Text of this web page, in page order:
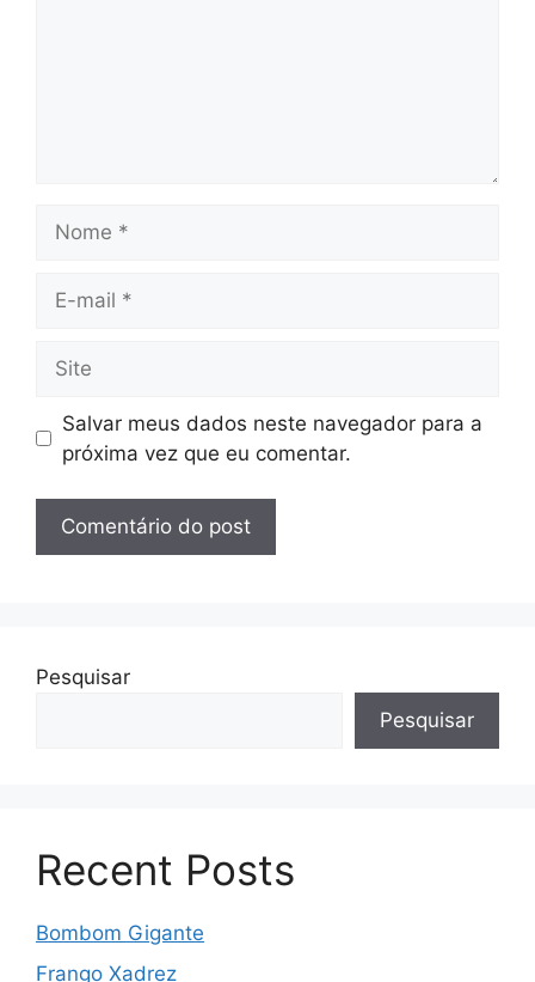
mail
Salvar meus dados neste navegador para a
próxima vez que eu comentar.
Pesquisar
Pesquisar
Recent Posts
Bombom Gigante
Frango Xadrez